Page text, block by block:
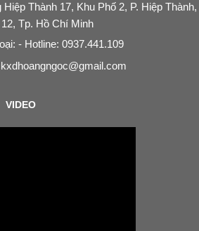
Thành 17, Khu Phố 2, P. Hiệp Thành,
Tp. Hồ Chí Minh
- Hotline: 0937.441.109
VIDEO